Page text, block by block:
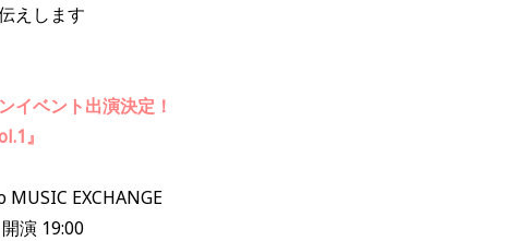
えします
イベント出演決定！
』
EXCHANGE
演 19:00